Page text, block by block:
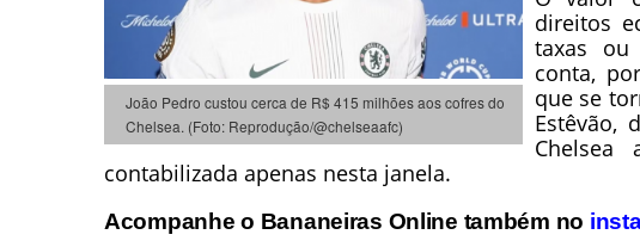
João Pedro custou cerca de R$ 415 milhões aos cofres do
Chelsea. (Foto: Reprodução/@chelseaafc)
direitos
taxas ou
conta,
que se
Estêvão,
Chelsea
contabilizada apenas nesta janela.
Acompanhe o Bananeiras Online também no